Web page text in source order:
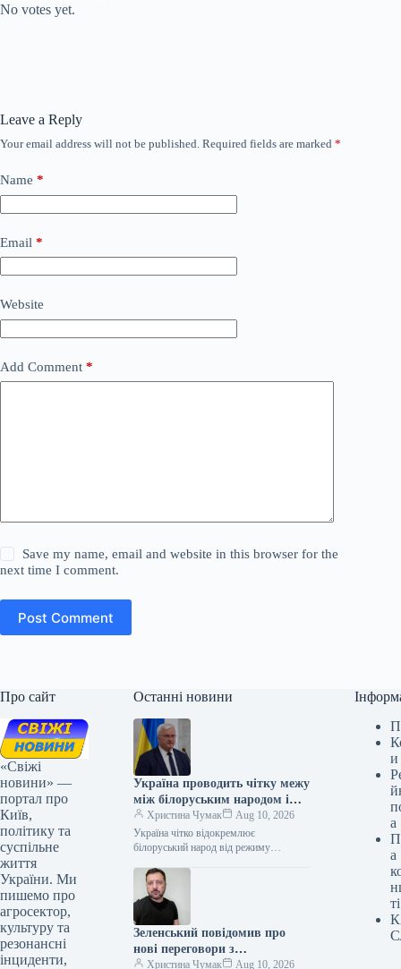
No votes yet.
Leave a Reply
Your email address will not be published. Required fields are marked *
Name *
Email *
Website
Add Comment *
Save my name, email and website in this browser for the
next time I comment.
Post Comment
Про сайт
«Свіжі
новини» —
портал про
Київ,
політику та
суспільне
життя
України. Ми
пишемо про
агросектор,
культуру та
резонансні
інциденти,
Останні новини
Україна проводить чітку межу
між білоруським народом і
владою Лукашенка – Сибіга
Христина Чумак
Aug 10, 2026
Україна чітко відокремлює
білоруський народ від режиму
Укрінформ Очільник МЗС України
Андрій Сибіга у заяві…
Зеленський повідомив про
нові переговори з
посередниками щодо пакетів
Христина Чумак Aug 10, 2026
и
а
а
ті